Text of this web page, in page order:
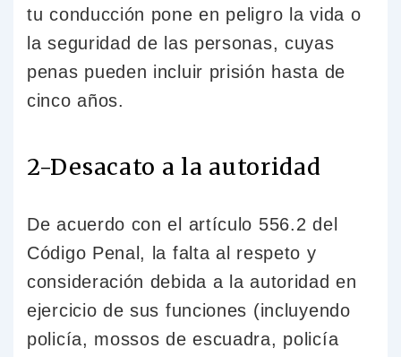
tu conducción pone en peligro la vida o
la seguridad de las personas, cuyas
penas pueden incluir prisión hasta de
cinco años.
2-Desacato a la autoridad
De acuerdo con el artículo 556.2 del
Código Penal, la falta al respeto y
consideración debida a la autoridad en
ejercicio de sus funciones (incluyendo
policía, mossos de escuadra, policía